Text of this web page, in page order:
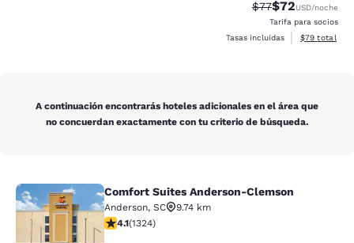
Tarifa tachada:
$77Tarifa
$72USD/noche
Tarifa para socios
Tasas incluidas
Ver detalles
$79 total
A continuación encontrarás hoteles adicionales en el área que
no concuerdan exactamente con tu criterio de búsqueda.
Comfort Suites Anderson-Clemson
Comfort Suites Anderson-Clemson
Anderson, SC
9.74 km
Calificación de 4.14 estrellas. Muy bueno. 1324
4.1(1324)